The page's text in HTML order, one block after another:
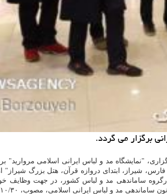
برگزار می گردد.
كسب اطلاعات بیشتر درباره این دوره آموزشی با شماره ۰۹۲۰۳۰۹۱۳۸۹ تماس بگیرند. كارگروه